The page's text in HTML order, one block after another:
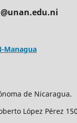
Managua
López Pérez